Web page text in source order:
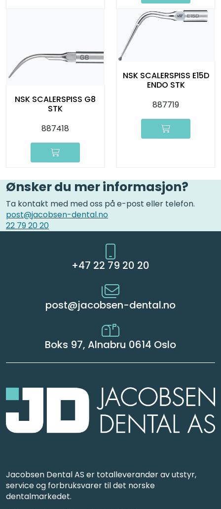
NSK SCALERSPISS G8
STK
887418
NSK SCALERSPISS E15D
ENDO STK
887719
Ønsker du mer informasjon?
Ta kontakt med med oss på e-post eller telefon.
post@jacobsen-dental.no
22 79 20 20
+47 22 79 20 20
post@jacobsen-dental.no
Boks 97, Alnabru 0614 Oslo
Jacobsen Dental AS er totalleverandør av utstyr,
service og forbruksvarer til det norske
dentalmarkedet.